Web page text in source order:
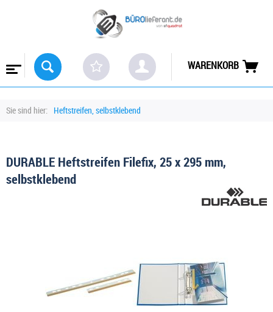
WARENKORB
Sie sind hier: Heftstreifen, selbstklebend
DURABLE Heftstreifen Filefix, 25 x 295 mm,
selbstklebend